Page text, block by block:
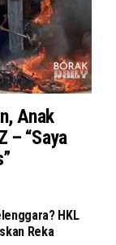
Anak
– “Saya
HKL
Reka